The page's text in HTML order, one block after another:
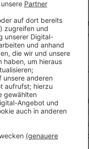
Label und
momentan nicht
KIDDO
besser bekannt als
alles wieder gut",
tun, als ihm auch
Denn neben
alle seine Fans über
verschiedene,